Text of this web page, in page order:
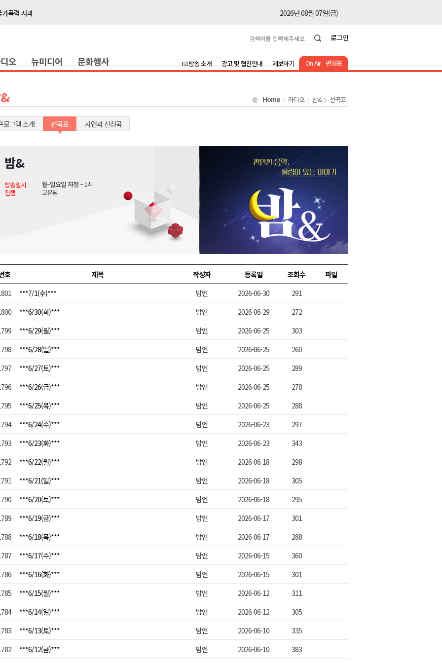
가폭력 사과
2026년 08월 07일(금)
2026년 08월 07일(금)
초청 특별 강연
2026년 08월 07일(금)
유치 건의
2026년 08월 07일(금)
공동체"
2026년 08월 07일(금)
폭력 사과
2026년 08월 07일(금)
목
2026년 08월 07일(금)
간담회
2026년 08월 07일(금)
2026년 08월 07일(금)
2026년 08월 07일(금)
2026년 08월 07일(금)
2026년 08월 07일(금)
2026년 08월 07일(금)
명 인사
2026년 08월 07일(금)
로그인
오 뉴미디어 문화행사 On Air 편성표
G1방송 소개 광고 및 협찬안내 제보하기
Home 라디오 밤& 선곡표
로그램 소개 선곡표 사연과 신청곡
밤&
방송일시
월~일요일 자정 ~ 1시
진행
고유림
호 제목 작성자 등록일 조회수
파일
***7/1(수)*** 밤엔 2026-06-30
291
***6/30(화)*** 밤엔 2026-06-29
272
***6/29(월)*** 밤엔 2026-06-25
303
***6/28(일)*** 밤엔 2026-06-25
260
***6/27(토)*** 밤엔 2026-06-25
289
***6/26(금)*** 밤엔 2026-06-25
278
***6/25(목)*** 밤엔 2026-06-25
288
***6/24(수)*** 밤엔 2026-06-23
297
***6/23(화)*** 밤엔 2026-06-23
343
***6/22(월)*** 밤엔 2026-06-18
298
***6/21(일)*** 밤엔 2026-06-18
305
***6/20(토)*** 밤엔 2026-06-18
295
***6/19(금)*** 밤엔 2026-06-17
301
***6/18(목)*** 밤엔 2026-06-17
288
***6/17(수)*** 밤엔 2026-06-15
360
***6/16(화)*** 밤엔 2026-06-15
301
***6/15(월)*** 밤엔 2026-06-12
311
***6/14(일)*** 밤엔 2026-06-12
305
***6/13(토)*** 밤엔 2026-06-10
335
***6/12(금)*** 밤엔 2026-06-10 383